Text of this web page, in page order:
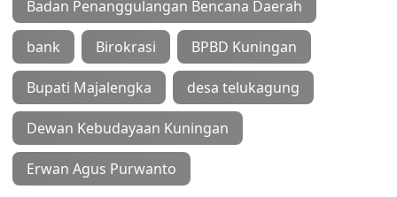
Badan Penanggulangan Bencana Daerah
bank Birokrasi BPBD Kuningan
Bupati Majalengka desa telukagung
Dewan Kebudayaan Kuningan
Erwan Agus Purwanto